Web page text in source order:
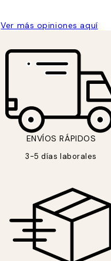
Ver más opiniones aquí
ENVÍOS RÁPIDOS
3-5 días laborales